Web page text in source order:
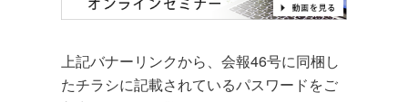
上記バナーリンクから、会報46号に同梱し
たチラシに記載されているパスワードをご